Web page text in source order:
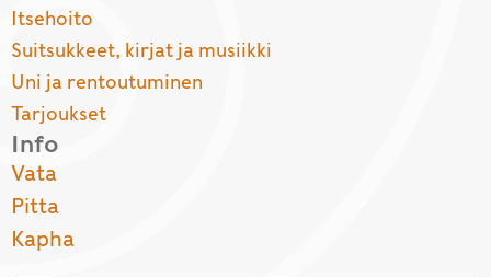
Itsehoito
Suitsukkeet, kirjat ja musiikki
Uni ja rentoutuminen
Tarjoukset
Info
Vata
Pitta
Kapha